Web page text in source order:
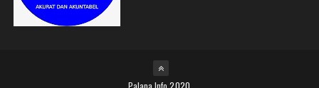
Palapa Info2020